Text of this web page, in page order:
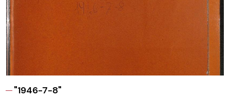
"1946-7-8"